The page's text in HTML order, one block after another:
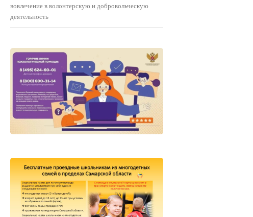
вовлечение в волонтерскую и добровольческую
деятельность